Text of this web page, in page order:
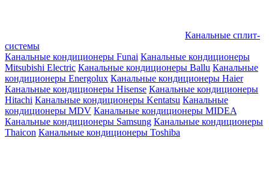
Канальные сплит-
системы
Канальные кондиционеры Funai Канальные кондиционеры
Mitsubishi Electric Канальные кондиционеры Ballu Канальные
кондиционеры Energolux Канальные кондиционеры Haier
Канальные кондиционеры Hisense Канальные кондиционеры
Hitachi Канальные кондиционеры Kentatsu Канальные
кондиционеры MDV Канальные кондиционеры MIDEA
Канальные кондиционеры Samsung Канальные кондиционеры
Thaicon Канальные кондиционеры Toshiba